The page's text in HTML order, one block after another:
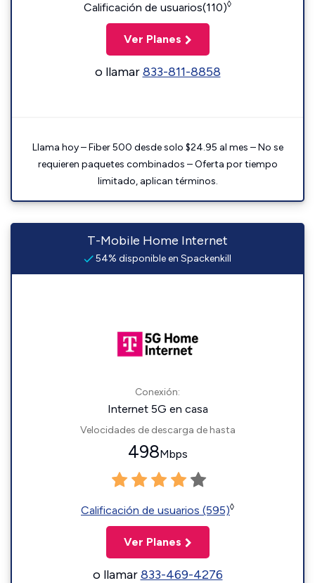
Calificación de usuarios(110)◊
Ver Planes
o llamar833-811-8858
Llama hoy – Fiber 500 desde solo $24.95 al mes – No se
requieren paquetes combinados – Oferta por tiempo
limitado, aplican términos.
T-Mobile Home Internet
54% disponible en Spackenkill
Conexión:
Internet 5G en casa
Velocidades de descarga de hasta
498Mbps
Calificación de usuarios (595)◊
Ver Planes
o llamar833-469-4276